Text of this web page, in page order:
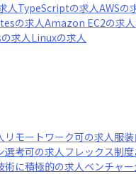
人TypeScriptの求人AWSの
の求人Amazon EC2の求人
の求人Linuxの求人
リモートワーク可の求人服
選考可の求人フレックス制度
術に積極的の求人ベンチャ